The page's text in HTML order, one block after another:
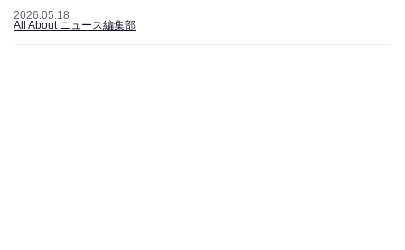
2026.05.18
All About ニュース編集部